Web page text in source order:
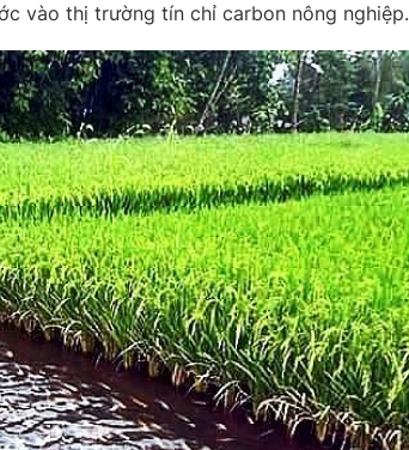
vào thị trường tín chỉ carbon nông nghiệp.